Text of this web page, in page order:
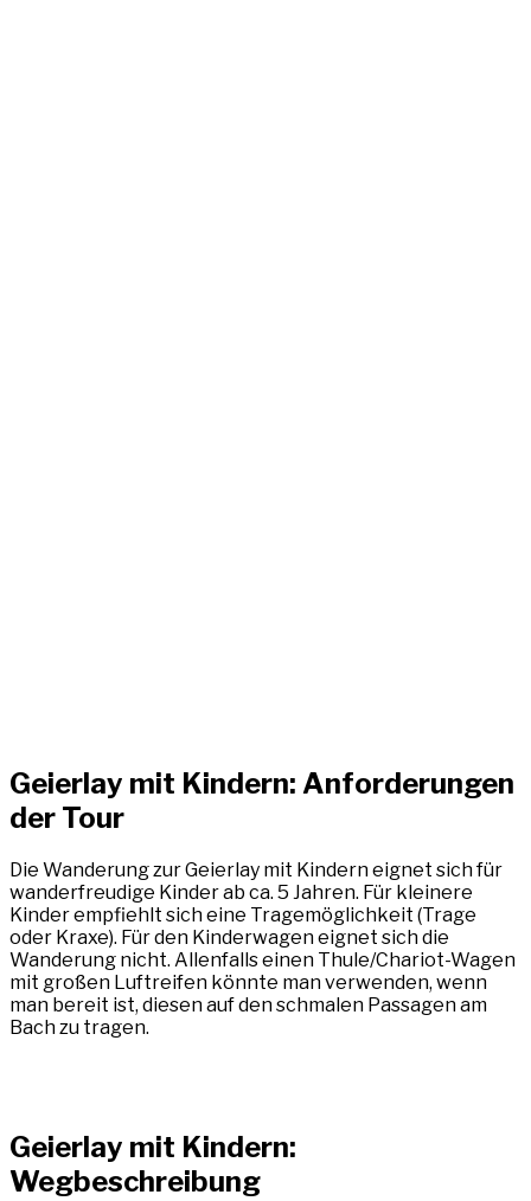
Geierlay mit Kindern: Anforderungen
der Tour
Die Wanderung zur Geierlay mit Kindern eignet sich für
wanderfreudige Kinder ab ca. 5 Jahren. Für kleinere
Kinder empfiehlt sich eine Tragemöglichkeit (Trage
oder Kraxe). Für den Kinderwagen eignet sich die
Wanderung nicht. Allenfalls einen Thule/Chariot-Wagen
mit großen Luftreifen könnte man verwenden, wenn
man bereit ist, diesen auf den schmalen Passagen am
Bach zu tragen.
Geierlay mit Kindern:
Wegbeschreibung